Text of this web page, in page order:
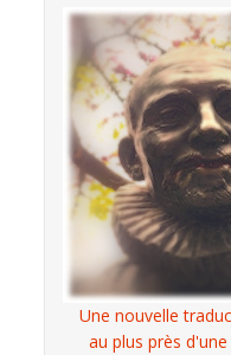
Une nouvelle
au plus près